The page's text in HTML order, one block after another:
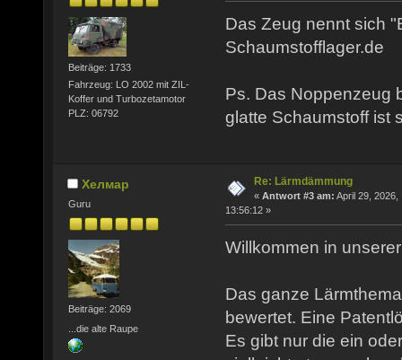
Beiträge: 1733
Fahrzeug: LO 2002 mit ZIL-
Koffer und Turbozetamotor
PLZ: 06792
Das Zeug nennt sich
Schaumstofflager.de
Ps. Das Noppenzeug
glatte Schaumstoff ist
Хелмар
Guru
Beiträge: 2069
...die alte Raupe
Re: Lärmdämmung
« Antwort #3 am: April 29, 2026,
13:56:12 »
Willkommen in
Das ganze
bewertet. Eine
Es gibt nur die ein